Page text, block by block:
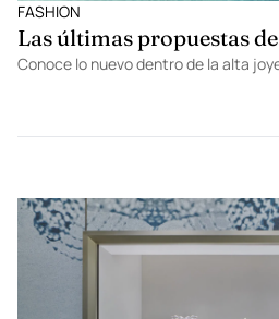
FASHION
Las últimas propuestas
Conoce lo nuevo dentro de la alta